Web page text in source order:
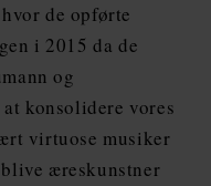
de opførte
i 2015 da de
og
konsolidere vores
virtuose musiker
æreskunstner